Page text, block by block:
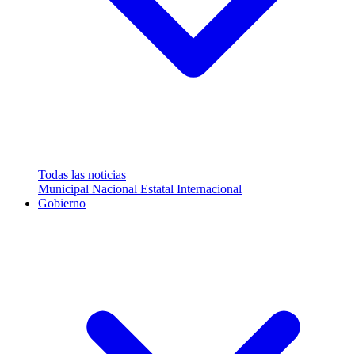
Todas las noticias
Municipal Nacional Estatal Internacional
Gobierno